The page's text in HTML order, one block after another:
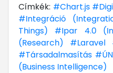
Címkék: #Chart.js
#Integráció
Things)
#Ipar 4.0
(Research)
#Laravel
#Társadalmasítás
(Business Intelligence)